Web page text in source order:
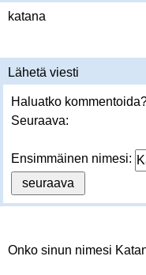
katana
Lähetä viesti
Haluatko
Seuraava:
Ensimmäinen nimesi:
Onko sinun nimesi